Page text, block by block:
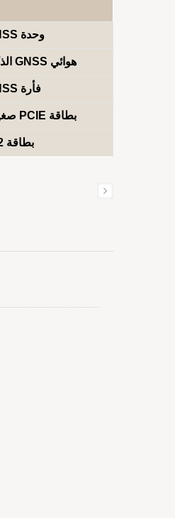
وحدة GNSS
هوائي GNSS الذكي
فأرة GNSS
بطاقة PCIE صغيرة
بطاقة M.2